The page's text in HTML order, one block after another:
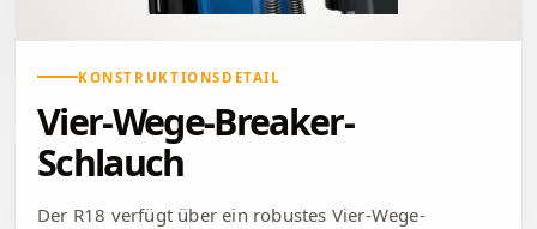
KONSTRUKTIONSDETAIL
Vier-Wege-Breaker-
Schlauch
Der R18 verfügt über ein robustes Vier-Wege-